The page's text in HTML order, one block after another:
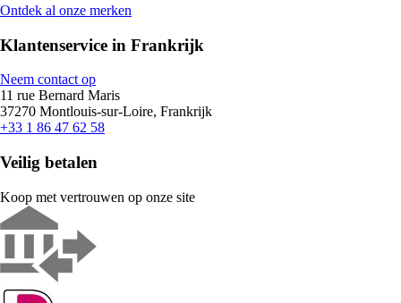
Ontdek al onze merken
Klantenservice in Frankrijk
Neem contact op
11 rue Bernard Maris
37270 Montlouis-sur-Loire, Frankrijk
+33 1 86 47 62 58
Veilig betalen
Koop met vertrouwen op onze site